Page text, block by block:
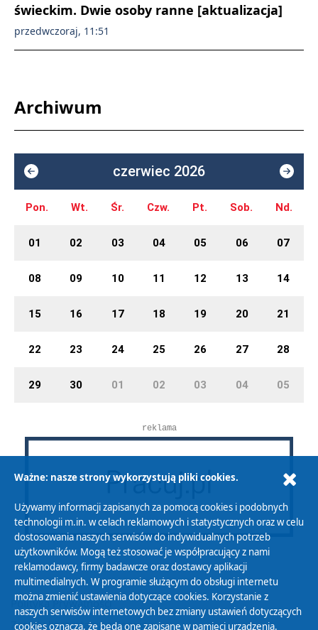
świeckim. Dwie osoby ranne [aktualizacja]
przedwczoraj, 11:51
Archiwum
czerwiec 2026
Pon. Wt. Śr. Czw. Pt. Sob. Nd.
01 02 03 04 05 06 07
08 09 10 11 12 13 14
15 16 17 18 19 20 21
22 23 24 25 26 27 28
29 30 01 02 03 04 05
reklama
Polityka Prywatności
Zasady korzystania z Serwisu
Ważne: nasze strony wykorzystują pliki cookies.
Używamy informacji zapisanych za pomocą cookies i podobnych
technologii m.in. w celach reklamowych i statystycznych oraz w celu
dostosowania naszych serwisów do indywidualnych potrzeb
użytkowników. Mogą też stosować je współpracujący z nami
reklamodawcy, firmy badawcze oraz dostawcy aplikacji
multimedialnych. W programie służącym do obsługi internetu
można zmienić ustawienia dotyczące cookies. Korzystanie z
naszych serwisów internetowych bez zmiany ustawień dotyczących
cookies oznacza, że będą one zapisane w pamięci urządzenia.